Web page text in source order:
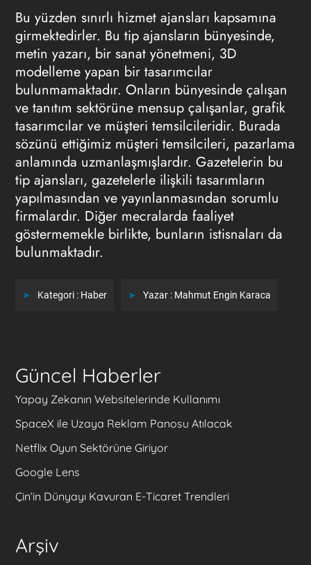
Bu yüzden sınırlı hizmet ajansları kapsamına
girmektedirler. Bu tip ajansların bünyesinde,
metin yazarı, bir sanat yönetmeni, 3D
modelleme yapan bir tasarımcılar
bulunmamaktadır. Onların bünyesinde çalışan
ve tanıtım sektörüne mensup çalışanlar, grafik
tasarımcılarve müşteri temsilcileridir. Burada
sözünü ettiğimiz müşteri temsilcileri, pazarlama
anlamında uzmanlaşmışlardır. Gazetelerin bu
tip ajansları, gazetelerle ilişkili tasarımların
yapılmasından ve yayınlanmasından sorumlu
firmalardır. Diğer mecralarda faaliyet
göstermemekle birlikte, bunların istisnaları da
bulunmaktadır.
Kategori : Haber Yazar : Mahmut Engin Karaca
Güncel Haberler
Yapay Zekanın Websitelerinde Kullanımı
SpaceX ile Uzaya Reklam Panosu Atılacak
Netflix Oyun Sektörüne Giriyor
Google Lens
Çin’in Dünyayı Kavuran E-Ticaret Trendleri
Arşiv